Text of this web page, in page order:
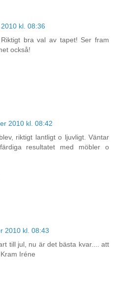
kl. 08:36
bra val av tapet! Ser fram
också!
2010 kl. 08:42
riktigt lantligt o ljuvligt. Väntar
resultatet med möbler o
2010 kl. 08:43
till jul, nu är det bästa kvar.... att
Iréne